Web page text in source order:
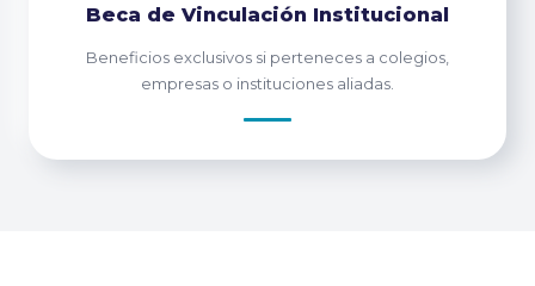
Beca de Vinculación Institucional
Beneficios exclusivos si perteneces a colegios,
empresas o instituciones aliadas.